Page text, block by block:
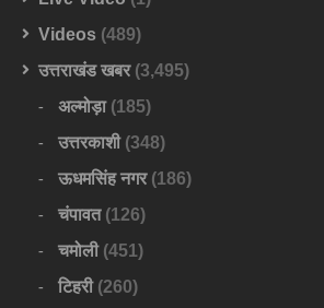
Videos (489)
उत्तराखंड खबर(3,495)
अल्मोड़ा(185)
उत्तरकाशी(348)
ऊधमसिंह नगर(186)
चंपावत(126)
चमोली(451)
टिहरी(260)